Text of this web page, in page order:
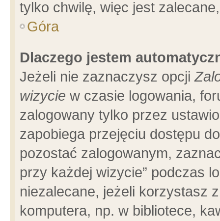
tylko chwilę, więc jest
Góra
Dlaczego jestem
Jeżeli nie zaznaczysz opcji
wizycie w czasie logowania,
zalogowany tylko przez
zapobiega przejęciu dostępu
pozostać zalogowanym,
przy każdej wizycie” podczas
niezalecane, jeżeli korzystasz
komputera, np. w bibliotece,